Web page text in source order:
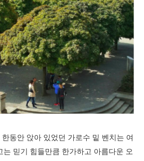
동안 앉아 있었던 가로수 밑 벤치는 여
믿기 힘들만큼 한가하고 아름다운 오